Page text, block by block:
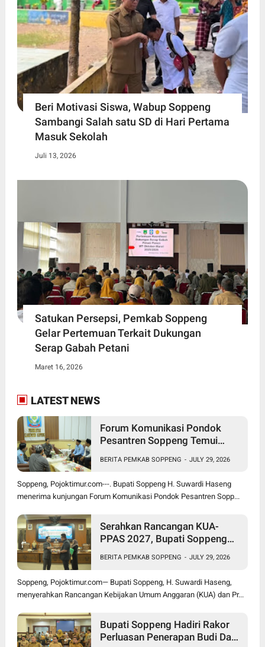
Beri Motivasi Siswa, Wabup Soppeng
Sambangi Salah satu SD di Hari Pertama
Masuk Sekolah
Juli 13, 2026
Satukan Persepsi, Pemkab Soppeng
Gelar Pertemuan Terkait Dukungan
Serap Gabah Petani
Maret 16, 2026
LATEST NEWS
Forum Komunikasi Pondok
Pesantren Soppeng Temui
BERITA PEMKAB SOPPENG - JULY 29, 2026
Soppeng, Pojoktimur.com---. Bupati Soppeng H. Suwardi Haseng
menerima kunjungan Forum Komunikasi Pondok Pesantren Sopp...
Serahkan Rancangan KUA-
PPAS 2027, Bupati Soppeng
BERITA PEMKAB SOPPENG - JULY 29, 2026
Soppeng, Pojoktimur.com— Bupati Soppeng, H. Suwardi Haseng,
menyerahkan Rancangan Kebijakan Umum Anggaran (KUA) dan Pr...
Bupati Soppeng Hadiri Rakor
Perluasan Penerapan Budi Daya